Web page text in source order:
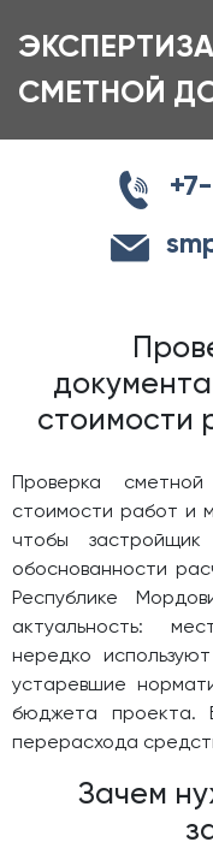
СМЕТНОЙ
стоимости
Проверка
стоимости работ и
чтобы
обоснованности
Республике
актуальность:
нередко
устаревшие
бюджета проекта.
перерасхода
Зачем